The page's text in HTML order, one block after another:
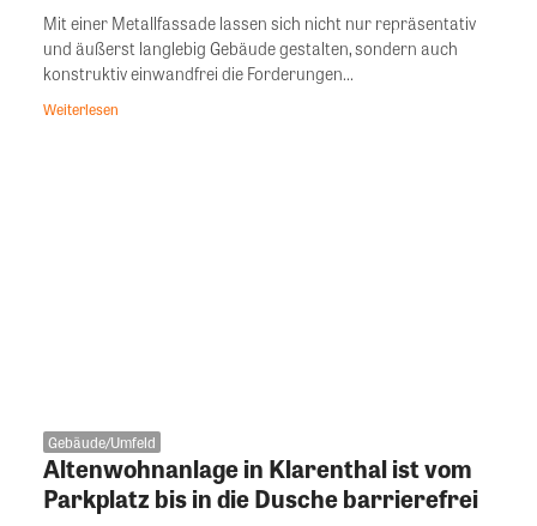
Mit einer Metallfassade lassen sich nicht nur repräsentativ
und äußerst langlebig Gebäude gestalten, sondern auch
konstruktiv einwandfrei die Forderungen...
Weiterlesen
Gebäude/Umfeld
Altenwohnanlage in Klarenthal ist vom
Parkplatz bis in die Dusche barrierefrei